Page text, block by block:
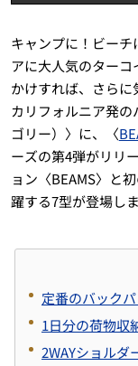
キャンプに！ビー
アに大人気のター
かけすれば、さらに
カリフォルニア発の
ゴリー）〉に、〈
ーズの第4弾がリリ
ョン〈BEAMS〉と
躍する7型が登場しま
定番のバック
1日分の荷物収
2WAYショルダ